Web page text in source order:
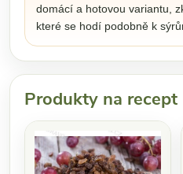
domácí a hotovou variantu,
které se hodí podobně k
Produkty na recept